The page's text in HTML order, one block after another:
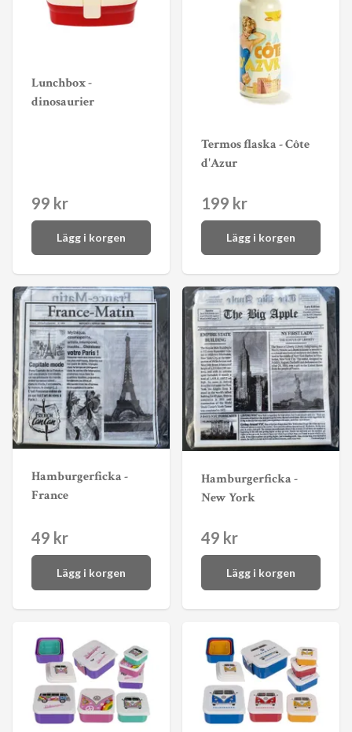
Lunchbox -
dinosaurier
99 kr
Lägg i korgen
Termos flaska - Côte
d'Azur
199 kr
Lägg i korgen
Hamburgerficka -
France
49 kr
Lägg i korgen
Hamburgerficka -
New York
49 kr
Lägg i korgen